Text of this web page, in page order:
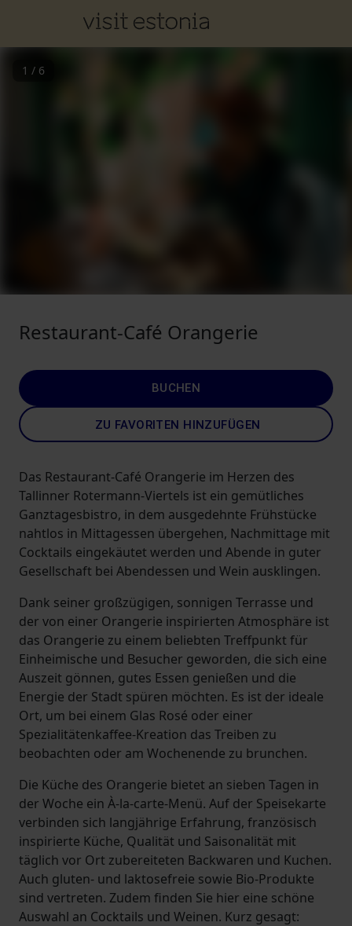
1 / 6
Restaurant-Café Orangerie
BUCHEN
ZU FAVORITEN HINZUFÜGEN
Das Restaurant-Café Orangerie im Herzen des
Tallinner Rotermann-Viertels ist ein gemütliches
Ganztagesbistro, in dem ausgedehnte Frühstücke
nahtlos in Mittagessen übergehen, Nachmittage mit
Cocktails eingekäutet werden und Abende in guter
Gesellschaft bei Abendessen und Wein ausklingen.
Dank seiner großzügigen, sonnigen Terrasse und
der von einer Orangerie inspirierten Atmosphäre ist
das Orangerie zu einem beliebten Treffpunkt für
Einheimische und Besucher geworden, die sich eine
Auszeit gönnen, gutes Essen genießen und die
Energie der Stadt spüren möchten. Es ist der ideale
Ort, um bei einem Glas Rosé oder einer
Spezialitätenkaffee-Kreation das Treiben zu
beobachten oder am Wochenende zu brunchen.
Die Küche des Orangerie bietet an sieben Tagen in
der Woche ein À-la-carte-Menü. Auf der Speisekarte
verbinden sich langjährige Erfahrung, französisch
inspirierte Küche, Qualität und Saisonalität mit
täglich vor Ort zubereiteten Backwaren und Kuchen.
Auch gluten- und laktosefreie sowie Bio-Produkte
sind vertreten. Zudem finden Sie hier eine schöne
Auswahl an Cocktails und Weinen. Kurz gesagt: